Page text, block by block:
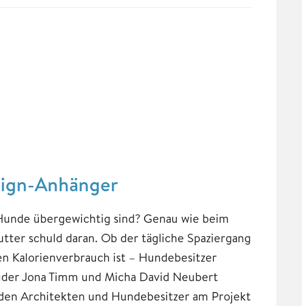
Anhänger
übergewichtig sind? Genau wie beim
schuld daran. Ob der tägliche Spaziergang
Kalorienverbrauch ist – Hundebesitzer
Jona Timm und Micha David Neubert
Architekten und Hundebesitzer am Projekt